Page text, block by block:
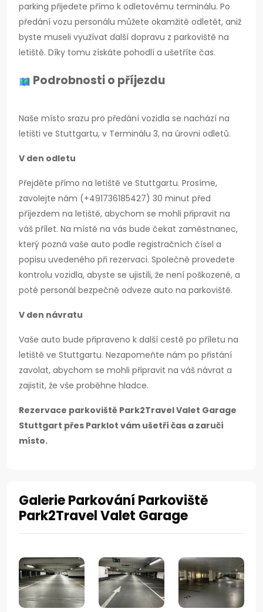
parking přijedete přímo k odletovému terminálu. Po
předání vozu personálu můžete okamžitě odletět, aniž
byste museli využívat další dopravu z parkoviště na
letiště. Díky tomu získáte pohodlí a ušetříte čas.
Podrobnosti o příjezdu
Naše místo srazu pro předání vozidla se nachází na
letišti ve Stuttgartu, v Terminálu 3, na úrovni odletů.
V den odletu
Přejděte přímo na letiště ve Stuttgartu. Prosíme,
zavolejte nám (+491736185427) 30 minut před
příjezdem na letiště, abychom se mohli připravit na
váš přílet. Na místě na vás bude čekat zaměstnanec,
který pozná vaše auto podle registračních čísel a
popisu uvedeného při rezervaci. Společně provedete
kontrolu vozidla, abyste se ujistili, že není poškozené, a
poté personál bezpečně odveze auto na parkoviště.
V den návratu
Vaše auto bude připraveno k další cestě po příletu na
letiště ve Stuttgartu. Nezapomeňte nám po přistání
zavolat, abychom se mohli připravit na váš návrat a
zajistit, že vše proběhne hladce.
Rezervace parkoviště Park2Travel Valet Garage
Stuttgart přes Parklot vám ušetří čas a zaručí
místo.
Galerie Parkování Parkoviště
Park2Travel Valet Garage